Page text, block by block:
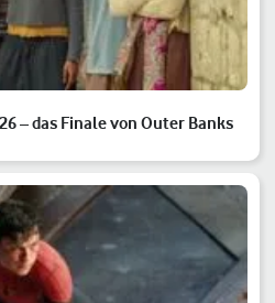
– das Finale von Outer Banks